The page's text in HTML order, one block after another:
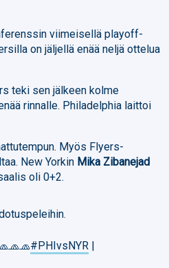
viimeisellä playoff-
on jäljellä enää neljä ottelua
teki sen jälkeen kolme
rinnalle. Philadelphia laittoi
Myös Flyers-
New Yorkin Mika Zibanejad
oli 0+2.
#PHIvsNYR |